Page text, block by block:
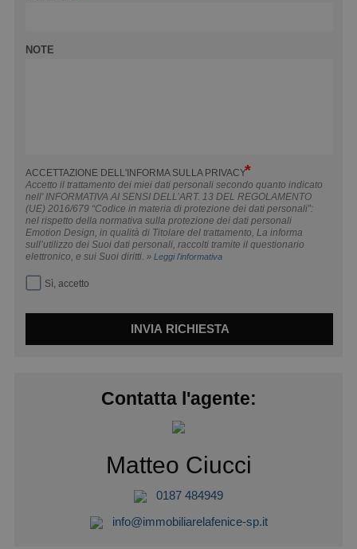
NOTE
ACCETTAZIONE DELL'INFORMA SULLA PRIVACY
Accetto il trattamento dei miei dati personali secondo quanto indicato
nell' INFORMATIVA AI SENSI DELL’ART. 13 DEL REGOLAMENTO
(UE) 2016/679 “Codice in materia di protezione dei dati personali”:
nel rispetto della normativa sulla protezione dei dati personali
Emotion Design, in qualità di Titolare del trattamento, La informa
sull’utilizzo dei Suoi dati personali, raccolti tramite il questionario
elettronico, e sui Suoi diritti.» Leggi l'informativa
Sì, accetto
INVIA RICHIESTA
Contatta l'agente:
Matteo Ciucci
0187 484949
info@immobiliarelafenice-sp.it